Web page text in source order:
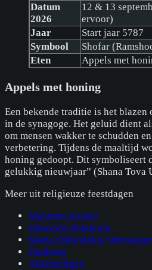
Datum
2026
12 & 13
ervoor)
Jaar
Start jaar 5787
Symbool
Shofar
Eten
Appels met
Appels met honing
Een bekende traditie is het blazen
in de synagoge. Het geluid dient
om mensen wakker te schudden
verbetering. Tijdens de maaltijd
honing gedoopt. Dit symboliseert
gelukkig nieuwjaar” (Shana Tova
Meer uit religieuze feestdagen
Mannam Jayanti
Onnozele Kinderen
Maria Onbevlekte
Dankdag
Allerheiligen